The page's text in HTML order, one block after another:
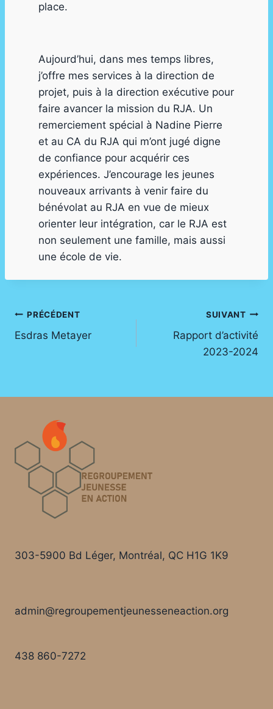
place.
Aujourd’hui, dans mes temps libres,
j’offre mes services à la direction de
projet, puis à la direction exécutive pour
faire avancer la mission du RJA. Un
remerciement spécial à Nadine Pierre
et au CA du RJA qui m’ont jugé digne
de confiance pour acquérir ces
expériences. J’encourage les jeunes
nouveaux arrivants à venir faire du
bénévolat au RJA en vue de mieux
orienter leur intégration, car le RJA est
non seulement une famille, mais aussi
une école de vie.
Navigation
de
PRÉCÉDENT
Esdras Metayer
SUIVANT
Rapport d’activité
2023-2024
303-5900 Bd Léger, Montréal, QC H1G 1K9
admin@regroupementjeunesseneaction.org
438 860-7272